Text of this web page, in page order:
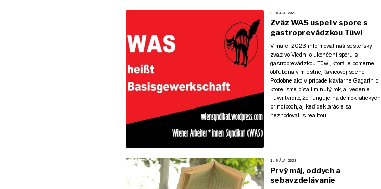
3. MÁJA 2023
Zväz WAS uspel v spore s
gastroprevádzkou Tüwi
V marci 2023 informoval náš sesterský
zväz vo Viedni o ukončení sporu s
gastroprevádzkou Tüwi, ktorá je pomerne
obľúbená v miestnej ľavicovej scéne.
Podobne ako v prípade kaviarne Gagarin, o
ktorej sme písali minulý rok, aj vedenie
Tüwi tvrdilo, že funguje na demokratických
princípoch, aj keď deklarácie sa
nezhodovali s realitou.
1. MÁJA 2023
Prvý máj, oddych a
sebavzdelávanie